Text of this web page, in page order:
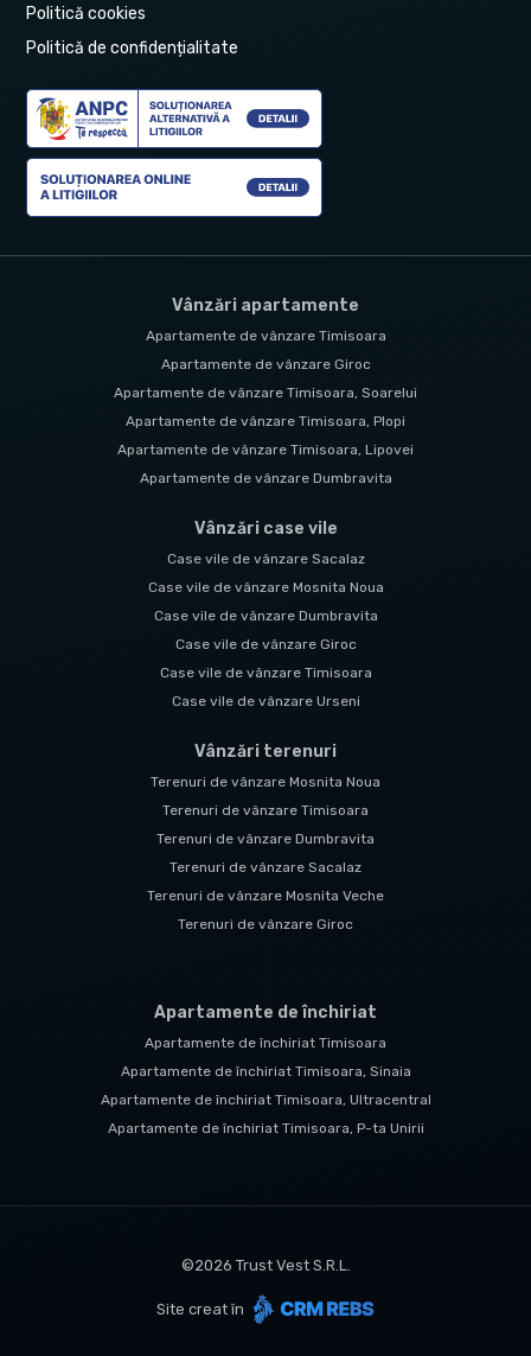
Politică cookies
Politică de confidențialitate
Vânzări apartamente
Apartamente de vânzare Timisoara
Apartamente de vânzare Giroc
Apartamente de vânzare Timisoara, Soarelui
Apartamente de vânzare Timisoara, Plopi
Apartamente de vânzare Timisoara, Lipovei
Apartamente de vânzare Dumbravita
Vânzări case vile
Case vile de vânzare Sacalaz
Case vile de vânzare Mosnita Noua
Case vile de vânzare Dumbravita
Case vile de vânzare Giroc
Case vile de vânzare Timisoara
Case vile de vânzare Urseni
Vânzări terenuri
Terenuri de vânzare Mosnita Noua
Terenuri de vânzare Timisoara
Terenuri de vânzare Dumbravita
Terenuri de vânzare Sacalaz
Terenuri de vânzare Mosnita Veche
Terenuri de vânzare Giroc
Apartamente de închiriat
Apartamente de închiriat Timisoara
Apartamente de închiriat Timisoara, Sinaia
Apartamente de închiriat Timisoara, Ultracentral
Apartamente de închiriat Timisoara, P-ta Unirii
©2026 Trust Vest S.R.L.
Site creat în